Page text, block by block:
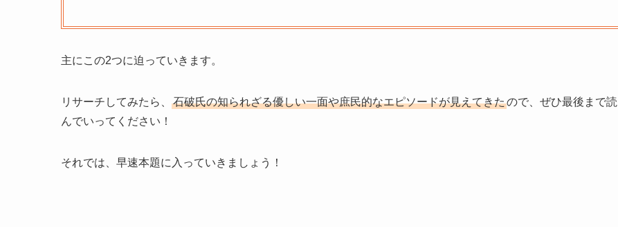
主にこの2つに迫っていきます。
リサーチしてみたら、 石破氏の知られざる優しい一面や庶民的なエピソードが見えてきたので、ぜひ最後まで読
んでいってください！
それでは、早速本題に入っていきましょう！